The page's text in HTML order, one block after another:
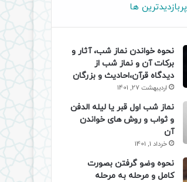
پربازدیدترین ها
نحوه خواندن نماز شب، آثار و
برکات آن و نماز شب از
دیدگاه قرآن،احادیث و بزرگان
اردیبهشت 27, 1401
نماز شب اول قبر یا لیله الدفن
و ثواب و روش های خواندن
آن
خرداد 1, 1401
نحوه وضو گرفتن بصورت
کامل و مرحله به مرحله